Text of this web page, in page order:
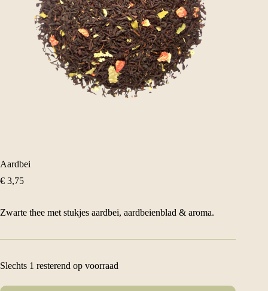
Aardbei
€ 3,75
Zwarte thee met stukjes aardbei, aardbeienblad & aroma.
Slechts 1 resterend op voorraad